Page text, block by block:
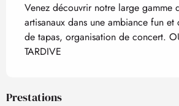
Venez découvrir notre large gamme
artisanaux dans une ambiance fun et
de tapas, organisation de concert.
TARDIVE
Prestations